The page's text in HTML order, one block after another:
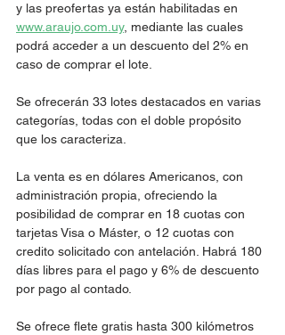
y las preofertas ya están habilitadas en
www.araujo.com.uy, mediante las cuales
podrá acceder a un descuento del 2% en
caso de comprar el lote.
Se ofrecerán 33 lotes destacados en varias
categorías, todas con el doble propósito
que los caracteriza.
La venta es en dólares Americanos, con
administración propia, ofreciendo la
posibilidad de comprar en 18 cuotas con
tarjetas Visa o Máster, o 12 cuotas con
credito solicitado con antelación. Habrá 180
días libres para el pago y 6% de descuento
por pago al contado.
Se ofrece flete gratis hasta 300 kilómetros